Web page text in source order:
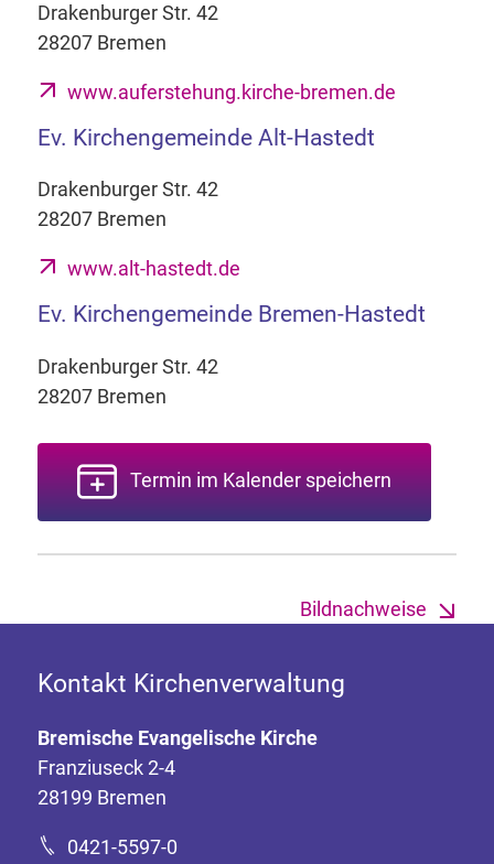
Drakenburger Str. 42
28207 Bremen
www.auferstehung.kirche-bremen.de
Ev. Kirchengemeinde Alt-Hastedt
Drakenburger Str. 42
28207 Bremen
www.alt-hastedt.de
Ev. Kirchengemeinde Bremen-Hastedt
Drakenburger Str. 42
28207 Bremen
Termin im Kalender speichern
Bildnachweise
Kontakt Kirchenverwaltung
Bremische Evangelische Kirche
Franziuseck 2-4
28199 Bremen
0421-5597-0